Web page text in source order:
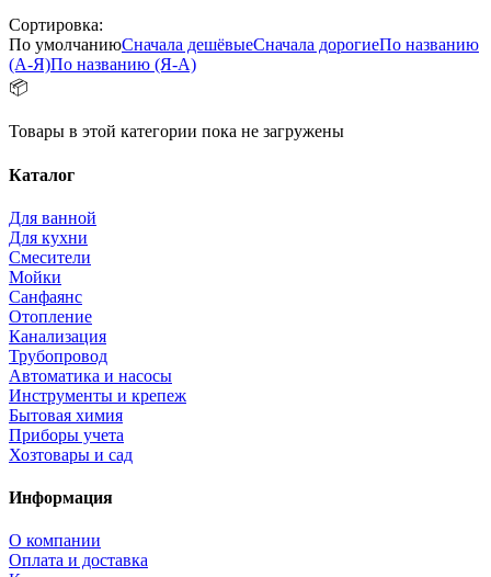
Сортировка:
По умолчаниюСначала дешёвыеСначала дорогиеПо названию
(А-Я)По названию (Я-А)
📦
Товары в этой категории пока не загружены
Каталог
Для ванной
Для кухни
Смесители
Мойки
Санфаянс
Отопление
Канализация
Трубопровод
Автоматика и насосы
Инструменты и крепеж
Бытовая химия
Приборы учета
Хозтовары и сад
Информация
О компании
Оплата и доставка